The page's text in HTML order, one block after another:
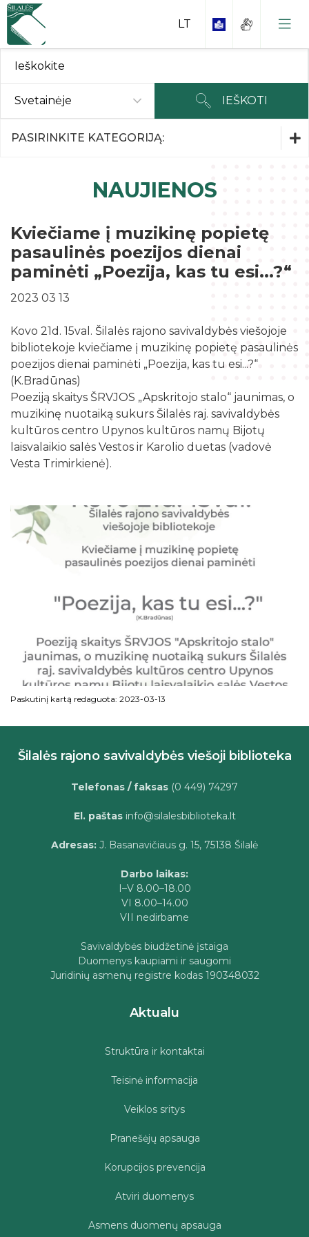
Kaip tapti skaitytoju?
Interneto skaitykla
Duomenų bazės
Periodikos skaitykla
Galvosūkių kambarys
Robotikos užsiėmimai
Skaitmeninio raštingumo mokymai
Kūrybinė, inžinerinė ir programavimo įranga
Žaisloteka
Rankraščiai
Kraštiečiai
Bibliografijos rodyklės
Bibliotekos išleisti leidiniai
Kraštotyrinė medžiaga apie Šilalės rajoną
Šilališkiai Baltijos kelyje
Upynos etnokultūros paveldas
Maršrutai po Šilalės kraštą
Nuostatai ir kiti dokumentai
Viešieji pirkimai
Biudžeto suvestinė
Finansinių ataskaitų rinkiniai
Tarnybiniai lengvieji automobiliai
Lėšos veiklai viešinti
Skyriai
Filialai
Šilalės rajono literatų klubas „Versmė“
Vaikų klubas „Nykštukas“
Svetainėje IEŠKOTI
PASIRINKITE KATEGORIJĄ:
NAUJIENOS
Kviečiame į muzikinę popietę
pasaulinės poezijos dienai
paminėti „Poezija, kas tu esi...?“
2023 03 13
Kovo 21d. 15val. Šilalės rajono savivaldybės viešojoje
bibliotekoje kviečiame į muzikinę popietę pasaulinės
poezijos dienai paminėti „Poezija, kas tu esi...?“
(K.Bradūnas)
Poeziją skaitys ŠRVJOS „Apskritojo stalo“ jaunimas, o
muzikinę nuotaiką sukurs Šilalės raj. savivaldybės
kultūros centro Upynos kultūros namų Bijotų
laisvalaikio salės Vestos ir Karolio duetas (vadovė
Vesta Trimirkienė).
Paskutinį kartą redaguota: 2023-03-13
Šilalės rajono savivaldybės viešoji biblioteka
Telefonas / faksas (0 449) 74297
El. paštasinfo@silalesbiblioteka.lt
Adresas: J. Basanavičiaus g. 15, 75138 Šilalė
Darbo laikas:
I–V 8.00–18.00
VI 8.00–14.00
VII nedirbame
Savivaldybės biudžetinė įstaiga
Duomenys kaupiami ir saugomi
Juridinių asmenų registre kodas 190348032
Aktualu
Struktūra ir kontaktai
Teisinė informacija
Veiklos sritys
Pranešėjų apsauga
Korupcijos prevencija
Atviri duomenys
Asmens duomenų apsauga